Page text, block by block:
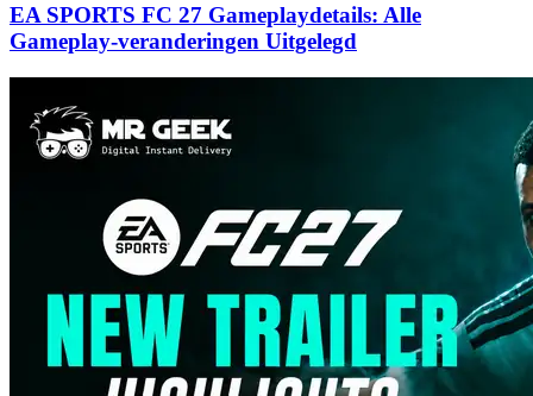
EA SPORTS FC 27 Gameplaydetails: Alle
Gameplay-veranderingen Uitgelegd